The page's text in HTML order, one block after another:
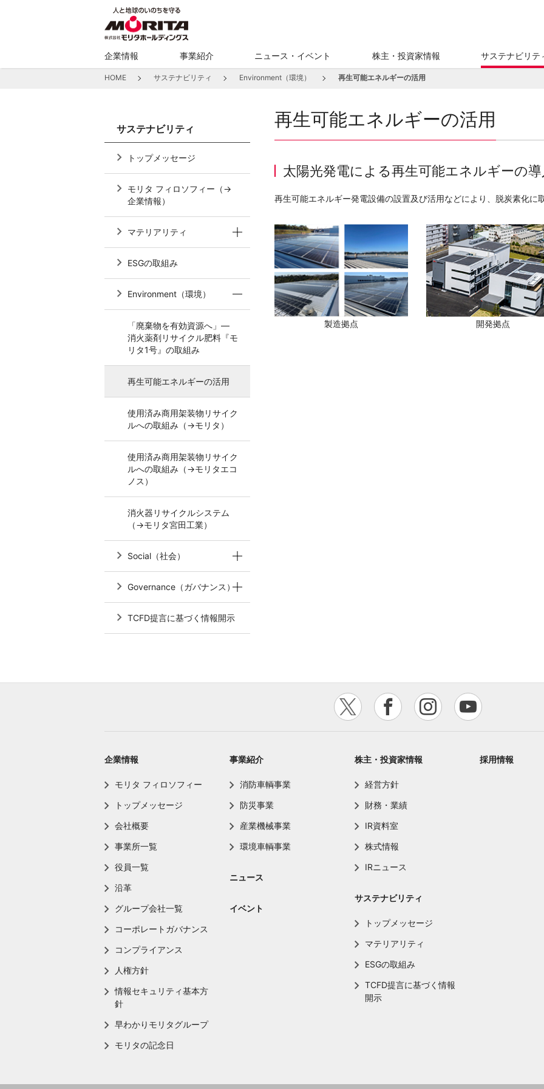
企業情報 事業紹介 ニュース・イベント 株主・投資家情報 サステナビリテ
HOME サステナビリティ Environment（環境） 再生可能エネルギーの活用
再生可能エネルギーの活用
太陽光発電による再生可能エネルギーの
再生可能エネルギー発電設備の設置及び活用などにより、脱炭素化に
製造拠点 開発拠点
サステナビリティ
トップメッセージ
モリタ フィロソフィー（→
企業情報）
マテリアリティ
ESGの取組み
Environment（環境）
「廃棄物を有効資源へ」―
消火薬剤リサイクル肥料『モ
リタ1号』の取組み
再生可能エネルギーの活用
使用済み商用架装物リサイク
ルへの取組み（→モリタ）
使用済み商用架装物リサイク
ルへの取組み（→モリタエコ
ノス）
消火器リサイクルシステム
（→モリタ宮田工業）
Social（社会）
Governance（ガバナンス）
TCFD提言に基づく情報開示
企業情報
モリタ フィロソフィー
トップメッセージ
会社概要
事業所一覧
役員一覧
沿革
グループ会社一覧
コーポレートガバナンス
コンプライアンス
人権方針
情報セキュリティ基本方
針
早わかりモリタグループ
モリタの記念日
事業紹介
消防車輌事業
防災事業
産業機械事業
環境車輌事業
ニュース
イベント
株主・投資家情報
経営方針
財務・業績
IR資料室
株式情報
IRニュース
サステナビリティ
トップメッセージ
マテリアリティ
ESGの取組み
TCFD提言に基づく情報
開示
採用情報